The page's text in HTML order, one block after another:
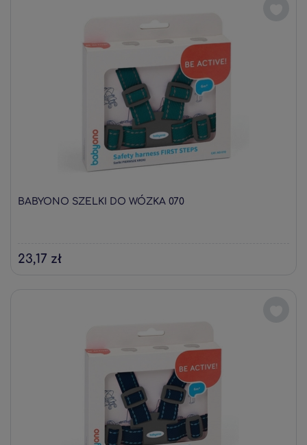
BABYONO SZELKI DO WÓZKA 070
23,17 zł